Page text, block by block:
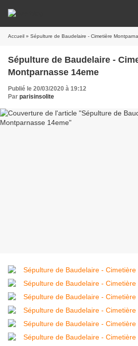
Accueil » Sépulture de Baudelaire - Cimetière
Sépulture de Baudelaire -
Montparnasse 14eme
Publié le 20/03/2020 à 19:12
Par parisinsolite